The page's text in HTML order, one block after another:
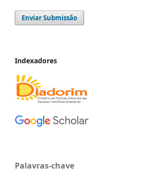
Enviar Submissão
Indexadores
Palavras-chave